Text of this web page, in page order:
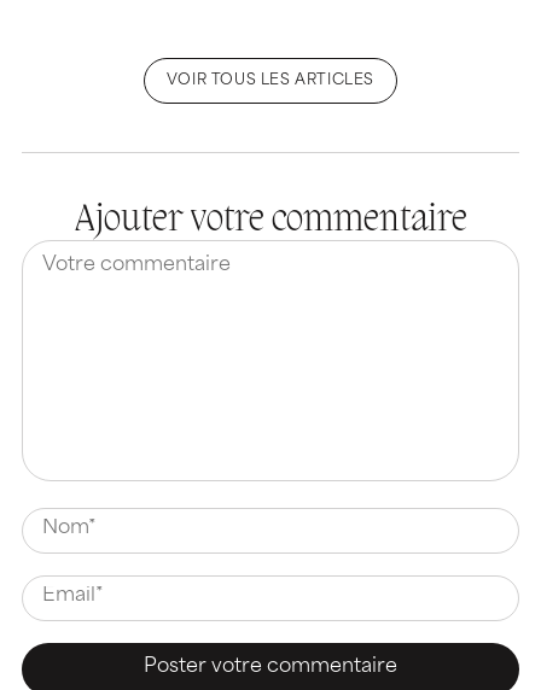
VOIR TOUS LES ARTICLES
Ajouter votre commentaire